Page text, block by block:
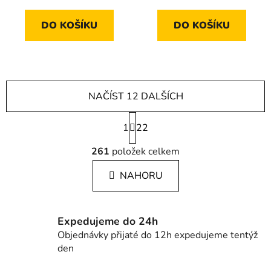
DO KOŠÍKU DO KOŠÍKU
O
v
l
á
d
c
í
NAČÍST 12 DALŠÍCH
S
t
r
á
n
k
n
í
1
22
261 položek celkem
NAHORU
Expedujeme do 24h
Objednávky přijaté do 12h expedujeme tentýž
den